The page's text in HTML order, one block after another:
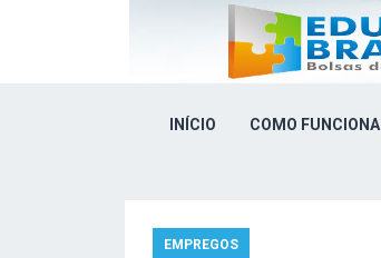
INÍCIO COMO FUNCIONA
EMPREGOS